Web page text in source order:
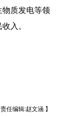
江西
质发电等领
入。
责任编辑:赵文涵 】